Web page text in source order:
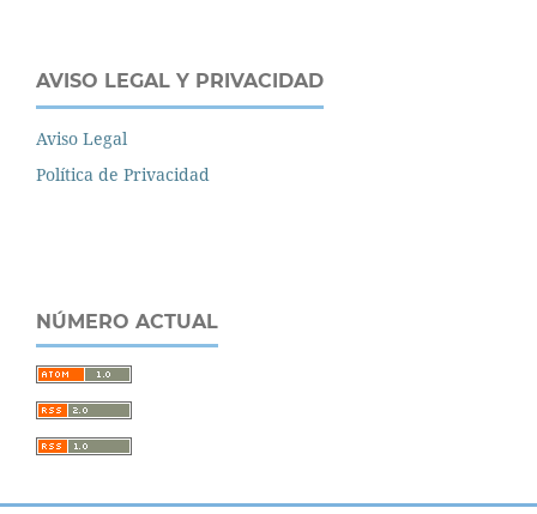
AVISO LEGAL Y PRIVACIDAD
Aviso Legal
Política de Privacidad
NÚMERO ACTUAL